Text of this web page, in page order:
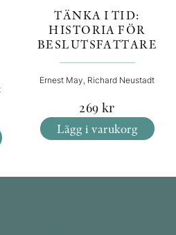
TÄNKA I TID:
HISTORIA FÖR
BESLUTSFATTARE
Ernest May, Richard Neustadt
269 kr
Lägg i varukorg